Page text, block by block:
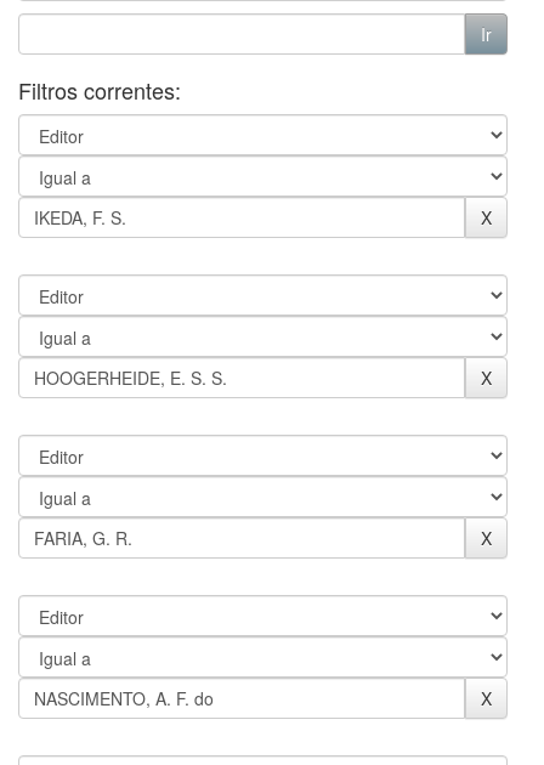
Filtros correntes: